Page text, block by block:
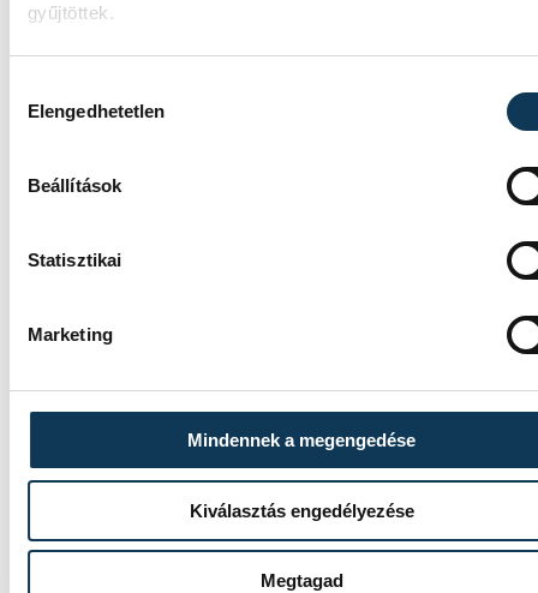
gyűjtöttek.
Elengedhetetlen
Beállítások
Statisztikai
Marketing
Mindennek a megengedése
Kiválasztás engedélyezése
Megtagad
versenyben!
Betlehem Dávid aranyérmet nyert
nyíltvízi úszók 3 kilométeres kieséses
bajnokságon. Rasovszky Kristóf célfotóval
legjobbja
Az Európa-bajnoki és a grand master
elnyerte Gyurkovics Ferenc a masters
súlyemelő kontinenstornán.